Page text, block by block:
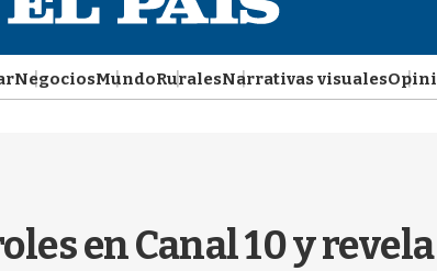
NegociosMundoRuralesNarrativas visuales
en Canal 10 y